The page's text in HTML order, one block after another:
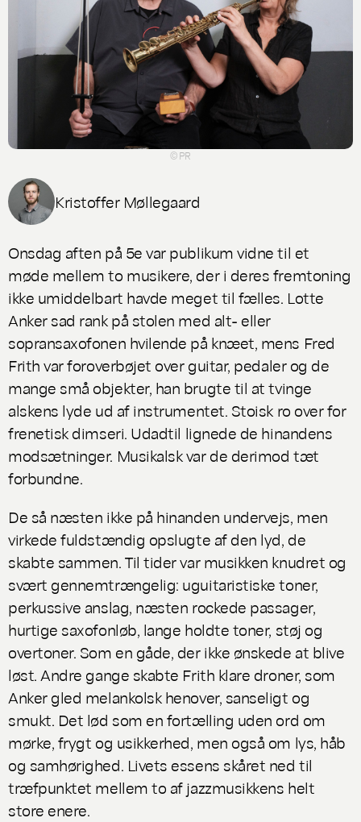
© PR
Kristoffer Møllegaard
Onsdag aften på 5e var publikum vidne til et
møde mellem to musikere, der i deres fremtoning
ikke umiddelbart havde meget til fælles. Lotte
Anker sad rank på stolen med alt- eller
sopransaxofonen hvilende på knæet, mens Fred
Frith var foroverbøjet over guitar, pedaler og de
mange små objekter, han brugte til at tvinge
alskens lyde ud af instrumentet. Stoisk ro over for
frenetisk dimseri. Udadtil lignede de hinandens
modsætninger. Musikalsk var de derimod tæt
forbundne.
De så næsten ikke på hinanden undervejs, men
virkede fuldstændig opslugte af den lyd, de
skabte sammen. Til tider var musikken knudret og
svært gennemtrængelig: uguitaristiske toner,
perkussive anslag, næsten rockede passager,
hurtige saxofonløb, lange holdte toner, støj og
overtoner. Som en gåde, der ikke ønskede at blive
løst. Andre gange skabte Frith klare droner, som
Anker gled melankolsk henover, sanseligt og
smukt. Det lød som en fortælling uden ord om
mørke, frygt og usikkerhed, men også om lys, håb
og samhørighed. Livets essens skåret ned til
træfpunktet mellem to af jazzmusikkens helt
store enere.